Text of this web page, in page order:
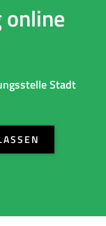
online
Stadt